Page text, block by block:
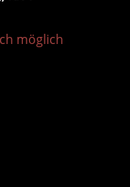
möglich